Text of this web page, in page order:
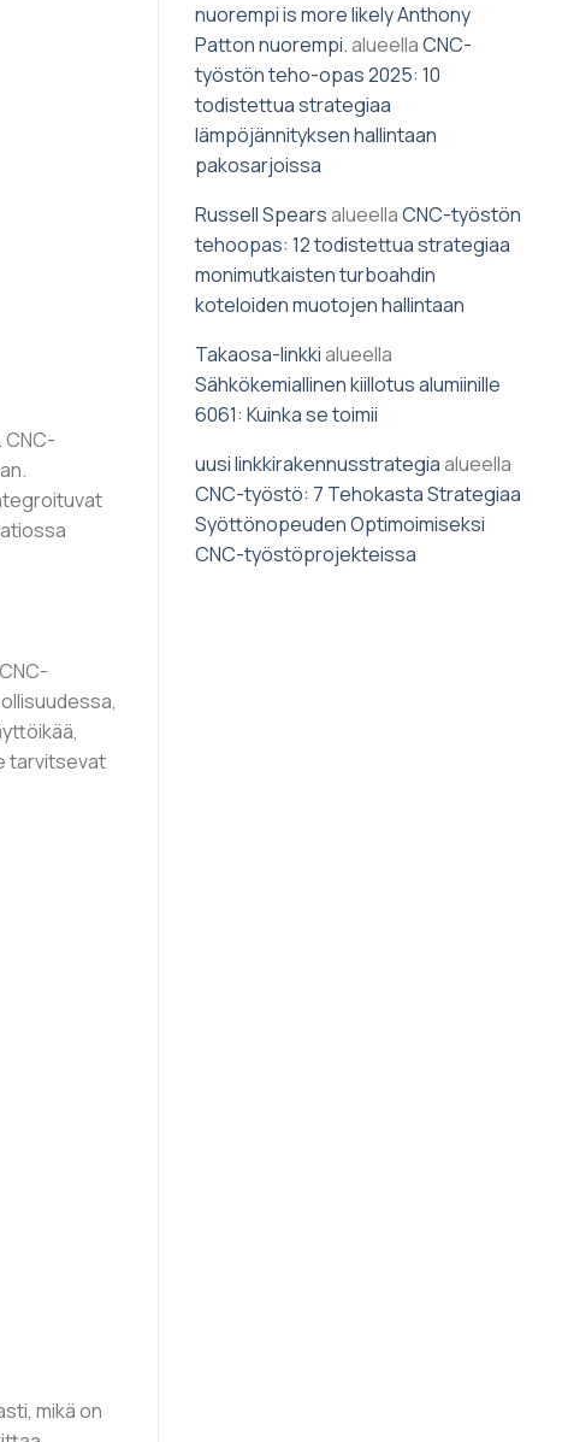
tarvitsevat
mikä on
nuorempi is more likely Anthony
Patton nuorempi.alueellaCNC-
työstön teho-opas 2025: 10
todistettua strategiaa
lämpöjännityksen hallintaan
pakosarjoissa
Russell SpearsalueellaCNC-työstön
tehoopas: 12 todistettua strategiaa
monimutkaisten turboahdin
koteloiden muotojen hallintaan
Takaosa-linkkialueella
Sähkökemiallinen kiillotus alumiinille
6061: Kuinka se toimii
uusi linkkirakennusstrategiaalueella
CNC-työstö: 7 Tehokasta Strategiaa
Syöttönopeuden Optimoimiseksi
CNC-työstöprojekteissa